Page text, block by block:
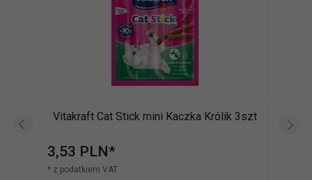
Vitakraft Cat Stick mini Kaczka Królik 3szt
3,53 PLN*
* z podatkiem VAT